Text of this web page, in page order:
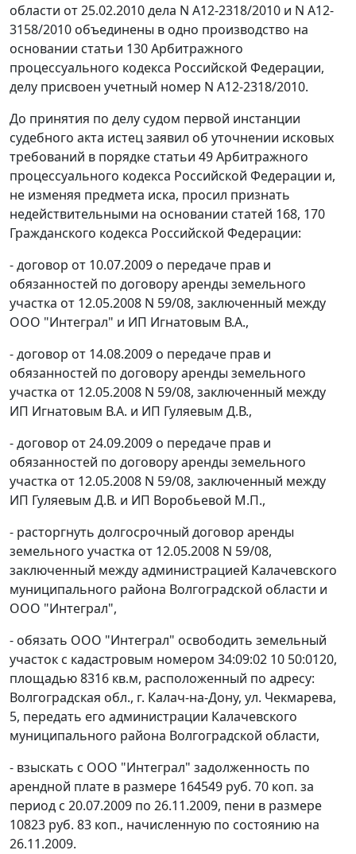
области от 25.02.2010 дела N А12-2318/2010 и N А12-
3158/2010 объединены в одно производство на
основании статьи 130Арбитражного
процессуального кодекса Российской Федерации,
делу присвоен учетный номер N А12-2318/2010.
До принятия по делу судом первой инстанции
судебного акта истец заявил об уточнении исковых
требований в порядке статьи 49Арбитражного
процессуального кодекса Российской Федерации и,
не изменяя предмета иска, просил признать
недействительными на основании статей 168, 170
Гражданского кодекса Российской Федерации:
- договор от 10.07.2009 о передаче прав и
обязанностей по договору аренды земельного
участка от 12.05.2008 N 59/08, заключенный между
ООО "Интеграл" и ИП Игнатовым В.А.,
- договор от 14.08.2009 о передаче прав и
обязанностей по договору аренды земельного
участка от 12.05.2008 N 59/08, заключенный между
ИП Игнатовым В.А. и ИП Гуляевым Д.В.,
- договор от 24.09.2009 о передаче прав и
обязанностей по договору аренды земельного
участка от 12.05.2008 N 59/08, заключенный между
ИП Гуляевым Д.В. и ИП Воробьевой М.П.,
- расторгнуть долгосрочный договор аренды
земельного участка от 12.05.2008 N 59/08,
заключенный между администрацией Калачевского
муниципального района Волгоградской области и
ООО "Интеграл",
- обязать ООО "Интеграл" освободить земельный
участок с кадастровым номером 34:09:02 10 50:0120,
площадью 8316 кв.м, расположенный по адресу:
Волгоградская обл., г. Калач-на-Дону, ул. Чекмарева,
5, передать его администрации Калачевского
муниципального района Волгоградской области,
- взыскать с ООО "Интеграл" задолженность по
арендной плате в размере 164549 руб. 70 коп. за
период с 20.07.2009 по 26.11.2009, пени в размере
10823 руб. 83 коп., начисленную по состоянию на
26.11.2009.